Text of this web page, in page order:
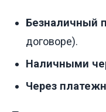
Безналичный
договоре).
Наличными
Через